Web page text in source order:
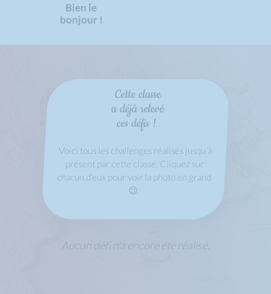
Bien le
bonjour !
Cette classe
a déjà relevé
ces défis !
Voici tous les challenges réalisés jusqu’à
présent par cette classe. Cliquez sur
chacun d’eux pour voir la photo en grand
😉
Aucun défi n'a encore été réalisé.